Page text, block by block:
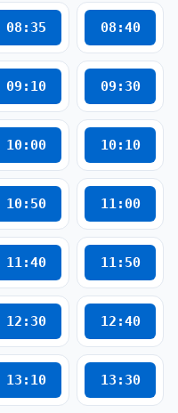
08:35 08:40
09:10 09:30
10:00 10:10
10:50 11:00
11:40 11:50
12:30 12:40
13:10 13:30